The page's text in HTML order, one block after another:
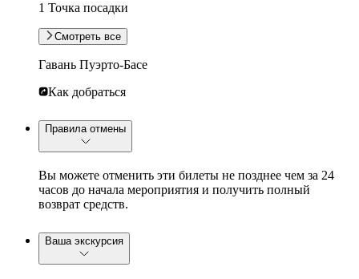
1 Точка посадки
Смотреть все
Гавань Пуэрто-Басе
Как добраться
Правила отмены
Вы можете отменить эти билеты не позднее чем за 24
часов до начала мероприятия и получить полный
возврат средств.
Ваша экскурсия